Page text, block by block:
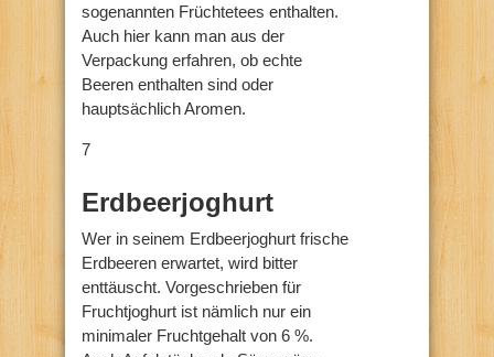
sogenannten Früchtetees enthalten.
Auch hier kann man aus der
Verpackung erfahren, ob echte
Beeren enthalten sind oder
hauptsächlich Aromen.
7
Erdbeerjoghurt
Wer in seinem Erdbeerjoghurt frische
Erdbeeren erwartet, wird bitter
enttäuscht. Vorgeschrieben für
Fruchtjoghurt ist nämlich nur ein
minimaler Fruchtgehalt von 6 %.